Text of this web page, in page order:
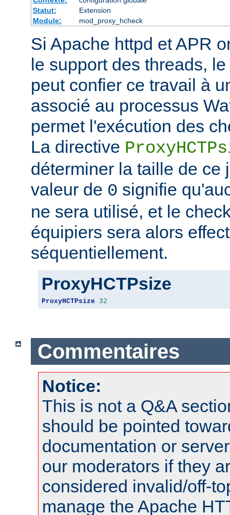
Statut:
Extension
Module:
mod_proxy_hcheck
Si Apache httpd et APR
le support des threads,
peut confier ce travail à
associé au processus
permet l'exécution des
La directive
déterminer la taille de ce
valeur de 0 signifie
ne sera utilisé, et le
équipiers sera alors
séquentiellement.
ProxyHCTPsize
ProxyHCTPsize 32
Commentaires
Notice:
This is not a Q&A
should be pointed
documentation or
our moderators if they
considered invalid/off-
manage the Apache